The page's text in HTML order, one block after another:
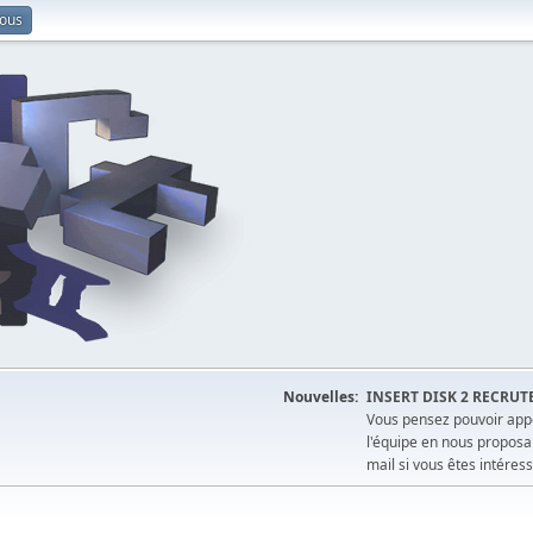
Nouvelles: INSERT DISK 2
Vous pensez pouvoir
l'équipe en nous
mail si vous êtes